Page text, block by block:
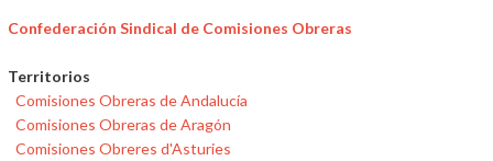
Confederación Sindical de Comisiones Obreras
Territorios
Comisiones Obreras de Andalucía
Comisiones Obreras de Aragón
Comisiones Obreres d'Asturies